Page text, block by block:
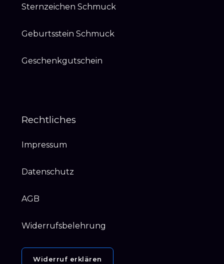
Sternzeichen Schmuck
Geburtsstein Schmuck
Geschenkgutschein
Rechtliches
Impressum
Datenschutz
AGB
Widerrufsbelehrung
Widerruf erklären